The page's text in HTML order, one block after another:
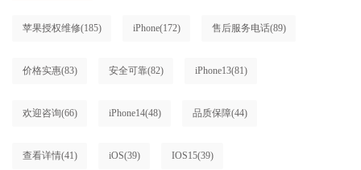
苹果授权维修(185) iPhone(172) 售后服务电话(89)
价格实惠(83) 安全可靠(82) iPhone13(81)
欢迎咨询(66) iPhone14(48) 品质保障(44)
查看详情(41) iOS(39) IOS15(39)